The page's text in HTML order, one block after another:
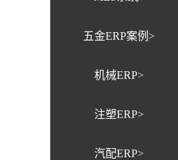
五金ERP案例>
机械ERP>
注塑ERP>
汽配ERP>